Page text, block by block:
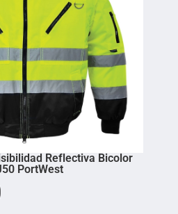
Reflectiva Bicolor
PortWest